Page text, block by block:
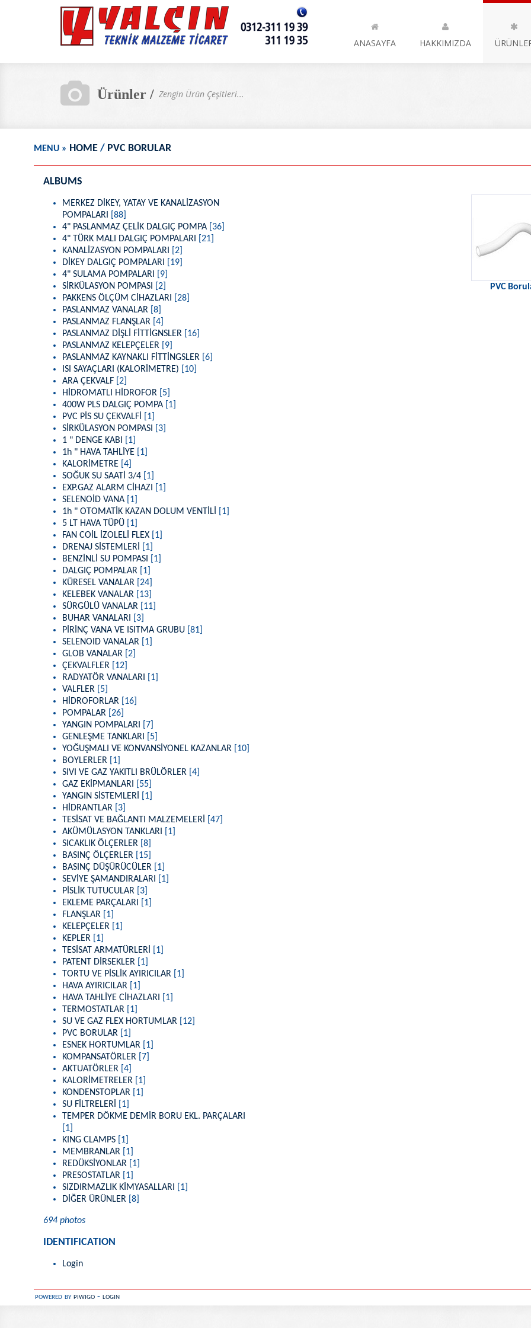
MENU » HOME / PVC BORULAR
ALBUMS
MERKEZ DİKEY, YATAY VE KANALİZASYON
POMPALARI
[88]
4" PASLANMAZ ÇELİK DALGIÇ POMPA
[36]
4" TÜRK MALI DALGIÇ POMPALARI
[21]
KANALİZASYON POMPALARI
[2]
DİKEY DALGIÇ POMPALARI
[19]
4" SULAMA POMPALARI
[9]
SİRKÜLASYON POMPASI
[2]
PAKKENS ÖLÇÜM CİHAZLARI
[28]
PASLANMAZ VANALAR [8]
PASLANMAZ FLANŞLAR [4]
PASLANMAZ DİŞLİ FİTTİGNSLER
[16]
PASLANMAZ KELEPÇELER
[9]
PASLANMAZ KAYNAKLI FİTTİNGSLER [6]
ISI SAYAÇLARI (KALORİMETRE)
[10]
ARA ÇEKVALF [2]
HİDROMATLI HİDROFOR
[5]
400W PLS DALGIÇ POMPA
[1]
PVC PİS SU ÇEKVALFİ
[1]
SİRKÜLASYON POMPASI
[3]
1 " DENGE KABI
[1]
1h " HAVA TAHLİYE
[1]
KALORİMETRE [4]
SOĞUK SU SAATİ 3/4
[1]
EXP.GAZ ALARM CİHAZI
[1]
SELENOİD VANA
[1]
1h " OTOMATİK KAZAN DOLUM VENTİLİ
[1]
5 LT HAVA TÜPÜ
[1]
FAN COİL İZOLELİ FLEX
[1]
DRENAJ SİSTEMLERİ
[1]
BENZİNLİ SU POMPASI
[1]
DALGIÇ POMPALAR
[1]
KÜRESEL VANALAR [24]
KELEBEK VANALAR
[13]
SÜRGÜLÜ VANALAR
[11]
BUHAR VANALARI
[3]
PİRİNÇ VANA VE ISITMA GRUBU [81]
SELENOID VANALAR
[1]
GLOB VANALAR [2]
ÇEKVALFLER
[12]
RADYATÖR VANALARI
[1]
VALFLER
[5]
HİDROFORLAR
[16]
POMPALAR [26]
YANGIN POMPALARI
[7]
GENLEŞME TANKLARI
[5]
YOĞUŞMALI VE KONVANSİYONEL KAZANLAR
[10]
BOYLERLER
[1]
SIVI VE GAZ YAKITLI BRÜLÖRLER [4]
GAZ EKİPMANLARI
[55]
YANGIN SİSTEMLERİ
[1]
HİDRANTLAR
[3]
TESİSAT VE BAĞLANTI MALZEMELERİ
[47]
AKÜMÜLASYON TANKLARI
[1]
SICAKLIK ÖLÇERLER [8]
BASINÇ ÖLÇERLER
[15]
BASINÇ DÜŞÜRÜCÜLER
[1]
SEVİYE ŞAMANDIRALARI
[1]
PİSLİK TUTUCULAR
[3]
EKLEME PARÇALARI
[1]
FLANŞLAR
[1]
KELEPÇELER
[1]
KEPLER
[1]
TESİSAT ARMATÜRLERİ
[1]
PATENT DİRSEKLER
[1]
TORTU VE PİSLİK AYIRICILAR
[1]
HAVA AYIRICILAR
[1]
HAVA TAHLİYE CİHAZLARI
[1]
TERMOSTATLAR
[1]
SU VE GAZ FLEX HORTUMLAR
[12]
PVC BORULAR
[1]
ESNEK HORTUMLAR
[1]
KOMPANSATÖRLER
[7]
AKTUATÖRLER [4]
KALORİMETRELER
[1]
KONDENSTOPLAR
[1]
SU FİLTRELERİ
[1]
TEMPER DÖKME DEMİR BORU EKL. PARÇALARI
[1]
KING CLAMPS
[1]
MEMBRANLAR
[1]
REDÜKSİYONLAR
[1]
PRESOSTATLAR
[1]
SIZDIRMAZLIK KİMYASALLARI
[1]
DİĞER ÜRÜNLER [8]
694 photos
IDENTIFICATION
Login
PVC
powered bypiwigo - login